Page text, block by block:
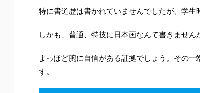
特に書道歴は書かれていませんでしたが、学生
しかも、普通、特技に日本画なんて書きません
よっぽど腕に自信がある証拠でしょう。その
す。